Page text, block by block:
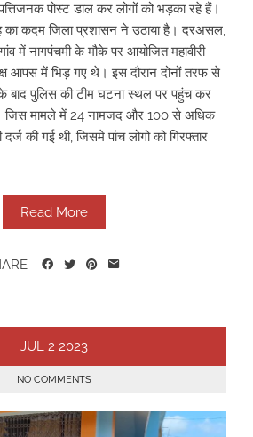
पोस्ट डाल कर लोगों को भड़का रहे हैं।
कदम जिला प्रशासन ने उठाया है। दरअसल,
में नागपंचमी के मौके पर आयोजित महावीरी
आपस में भिड़ गए थे। इस दौरान दोनों तरफ से
बाद पुलिस की टीम घटना स्थल पर पहुंच कर
जिस मामले में 24 नामजद और 100 से अधिक
दर्ज की गई थी, जिसमे पांच लोगो को गिरफ्तार
Read More
JUL 2 2023
NO COMMENTS